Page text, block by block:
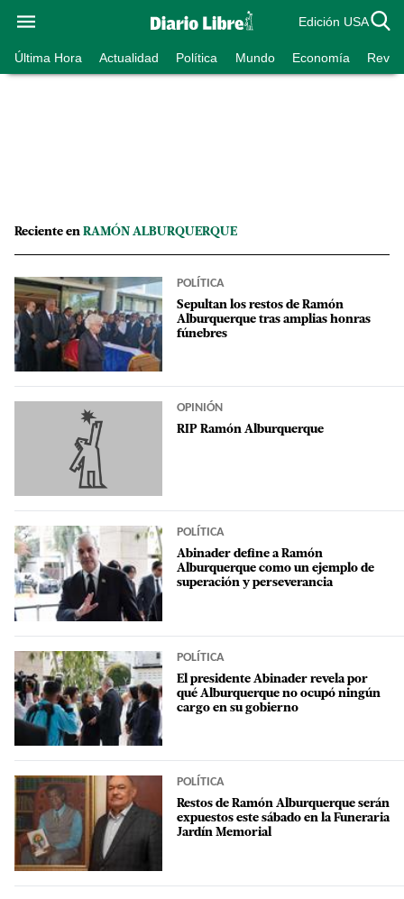
Edición USA
Última Hora Actualidad Política Mundo Economía
Reciente en RAMÓN ALBURQUERQUE
POLÍTICA
Sepultan los restos de Ramón
Alburquerque tras amplias honras
fúnebres
OPINIÓN
RIP Ramón Alburquerque
POLÍTICA
Abinader define a Ramón
Alburquerque como un ejemplo de
superación y perseverancia
POLÍTICA
El presidente Abinader revela por
qué Alburquerque no ocupó ningún
cargo en su gobierno
POLÍTICA
Restos de Ramón Alburquerque serán
expuestos este sábado en la Funeraria
Jardín Memorial